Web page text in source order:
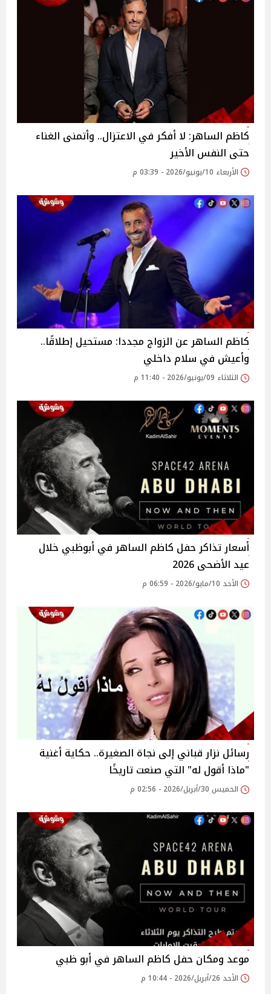
كاظم الساهر: لا أفكر في الاعتزال.. وأتمنى الغناء
حتى النفس الأخير
الأربعاء 10/يونيو/2026 - 03:39 م
كاظم الساهر عن الزواج مجددا: مستحيل إطلاقًا..
وأعيش في سلام داخلي
الثلاثاء 09/يونيو/2026 - 11:40 م
أسعار تذاكر حفل كاظم الساهر في أبوظبي خلال
عيد الأضحى 2026
الأحد 10/مايو/2026 - 06:59 م
رسائل نزار قباني إلى نجاة الصغيرة.. حكاية أغنية
"ماذا أقول له" التي صنعت تاريخًا
الخميس 30/أبريل/2026 - 02:56 م
موعد ومكان حفل كاظم الساهر في أبو ظبي
الأحد 26/أبريل/2026 - 10:44 م